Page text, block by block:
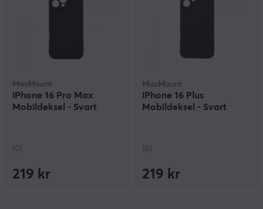
MaxMount
iPhone 16 Pro Max
Mobildeksel - Svart
(0)
219 kr
MaxMount
iPhone 16 Plus
Mobildeksel - Svart
(0)
219 kr